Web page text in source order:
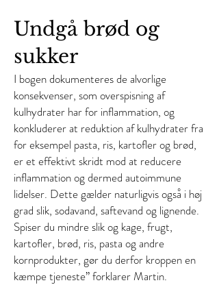
Undgå brød og
sukker
I bogen dokumenteres de alvorlige
konsekvenser, som overspisning af
kulhydrater har for inflammation, og
konkluderer at reduktion af kulhydrater fra
for eksempel pasta, ris, kartofler og brød,
er et effektivt skridt mod at reducere
inflammation og dermed autoimmune
lidelser. Dette gælder naturligvis også i høj
grad slik, sodavand, saftevand og lignende.
Spiser du mindre slik og kage, frugt,
kartofler, brød, ris, pasta og andre
kornprodukter, gør du derfor kroppen en
kæmpe tjeneste” forklarer Martin.